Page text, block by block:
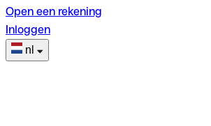
Open een rekening
Inloggen
nl